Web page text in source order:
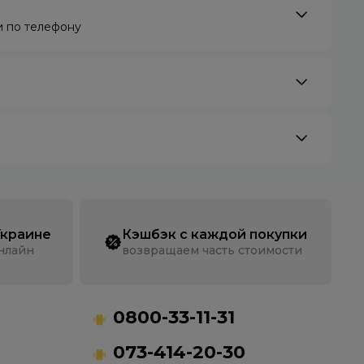
по телефону
Кэшбэк с каждой покупки
возвращаем часть стоимости
0800-33-11-31
073-414-20-30